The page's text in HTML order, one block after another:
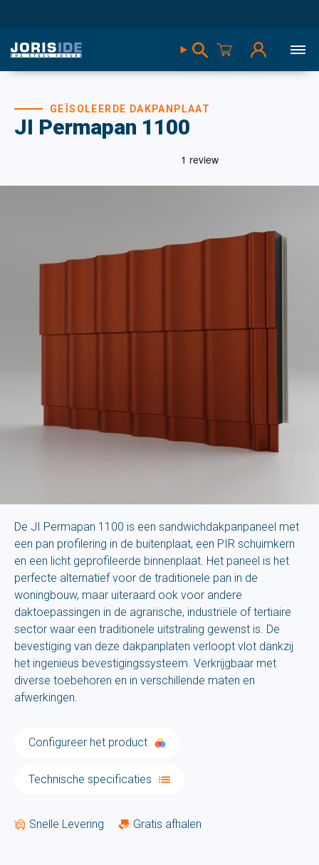
JI Permapan 1100
GEÏSOLEERDE DAKPANPLAAT
De JI Permapan 1100 is een sandwichdakpanpaneel met
een pan profilering in de buitenplaat, een PIR schuimkern
en een licht geprofileerde binnenplaat. Het paneel is het
perfecte alternatief voor de traditionele pan in de
woningbouw, maar uiteraard ook voor andere
daktoepassingen in de agrarische, industriële of tertiaire
sector waar een traditionele uitstraling gewenst is. De
bevestiging van deze dakpanplaten verloopt vlot dankzij
het ingenieus bevestigingssysteem. Verkrijgbaar met
diverse toebehoren en in verschillende maten en
afwerkingen.
Configureer het product
Technische specificaties
Snelle Levering Gratis afhalen